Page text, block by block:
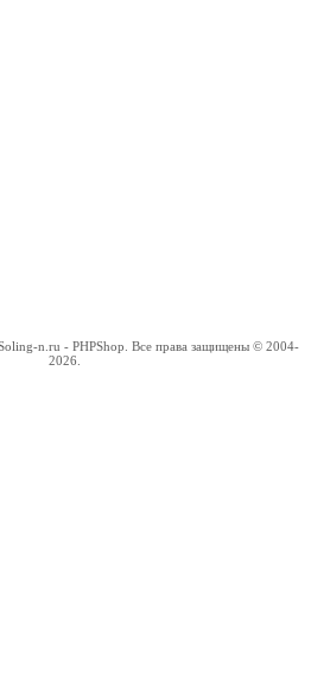
n.ru - PHPShop. Все права защищены © 2004-
2026.